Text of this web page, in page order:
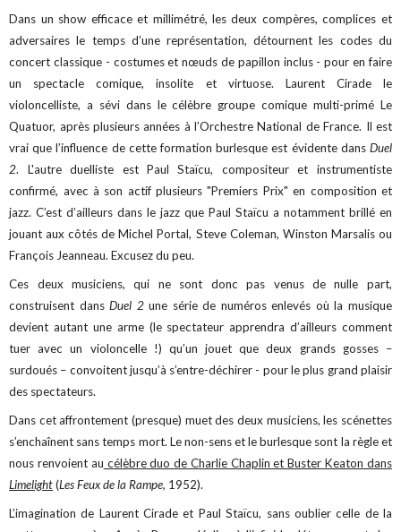
Dans un show efficace et millimétré, les deux compères, complices et
adversaires le temps d’une représentation, détournent les codes du
concert classique - costumes et nœuds de papillon inclus - pour en faire
un spectacle comique, insolite et virtuose. Laurent Cirade le
violoncelliste, a sévi dans le célèbre groupe comique multi-primé Le
Quatuor, après plusieurs années à l’Orchestre National de France. Il est
vrai que l’influence de cette formation burlesque est évidente dans Duel
2. L'autre duelliste est Paul Staïcu, compositeur et instrumentiste
confirmé, avec à son actif plusieurs "Premiers Prix" en composition et
jazz. C’est d’ailleurs dans le jazz que Paul Staïcu a notamment brillé en
jouant aux côtés de Michel Portal, Steve Coleman, Winston Marsalis ou
François Jeanneau. Excusez du peu.
Ces deux musiciens, qui ne sont donc pas venus de nulle part,
construisent dansDuel 2une série de numéros enlevés où la musique
devient autant une arme (le spectateur apprendra d’ailleurs comment
tuer avec un violoncelle !) qu’un jouet que deux grands gosses –
surdoués – convoitent jusqu’à s’entre-déchirer - pour le plus grand plaisir
des spectateurs.
Dans cet affrontement (presque) muet des deux musiciens, les scénettes
s’enchaînent sans temps mort. Le non-sens et le burlesque sont la règle et
nous renvoient au célèbre duo de Charlie Chaplin et Buster Keaton dans
Limelight(Les Feux de la Rampe, 1952).
L’imagination de Laurent Cirade et Paul Staïcu, sans oublier celle de la